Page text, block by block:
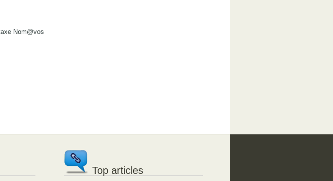
Nom@vos
Top articles